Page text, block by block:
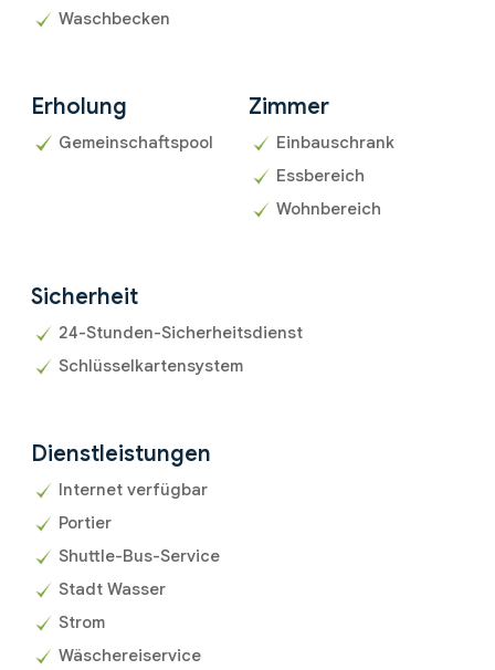
Waschbecken
Erholung
Gemeinschaftspool
Zimmer
Einbauschrank
Essbereich
Wohnbereich
Sicherheit
24-Stunden-Sicherheitsdienst
Schlüsselkartensystem
Dienstleistungen
Internet verfügbar
Portier
Shuttle-Bus-Service
Stadt Wasser
Strom
Wäschereiservice